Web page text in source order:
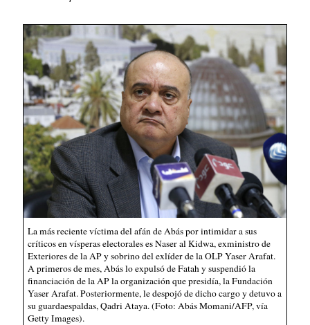
La más reciente víctima del afán de Abás por intimidar a sus
críticos en vísperas electorales es Naser al Kidwa, exministro de
Exteriores de la AP y sobrino del exlíder de la OLP Yaser Arafat.
A primeros de mes, Abás lo expulsó de Fatah y suspendió la
financiación de la AP la organización que presidía, la Fundación
Yaser Arafat. Posteriormente, le despojó de dicho cargo y detuvo a
su guardaespaldas, Qadri Ataya. (Foto: Abás Momani/AFP, vía
Getty Images).